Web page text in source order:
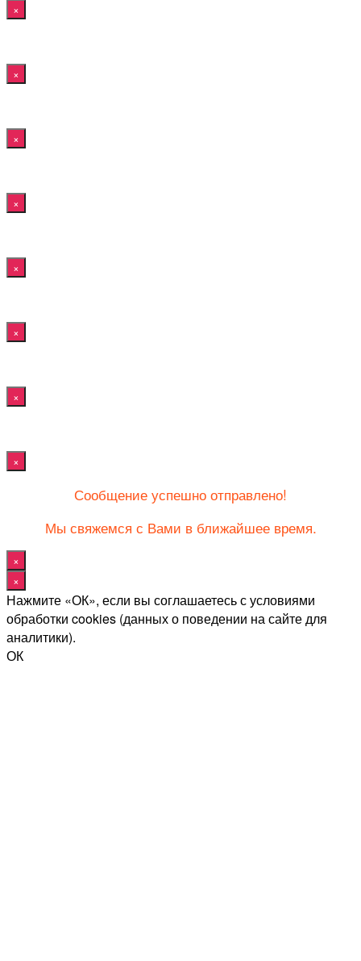
×
×
×
×
×
×
×
×
Сообщение успешно отправлено!
Мы свяжемся с Вами в ближайшее время.
×
×
Нажмите «ОК», если вы соглашаетесь с условиями
обработки cookies (данных о поведении на сайте для
аналитики).
ОК